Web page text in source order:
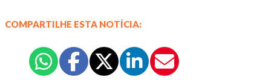
COMPARTILHE ESTA NOTÍCIA: